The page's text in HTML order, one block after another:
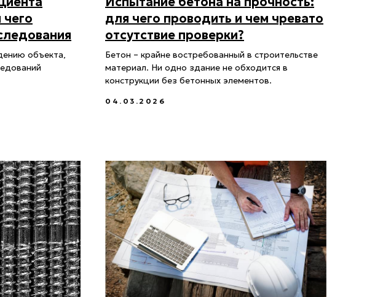
объекта,
для чего проводить и чем чревато
отсутствие проверки?
Бетон – крайне востребованный в строительстве
материал. Ни одно здание не обходится в
конструкции без бетонных элементов.
04.03.2026